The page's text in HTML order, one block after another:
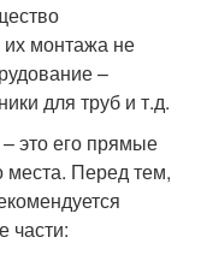
монтажа не
–
для труб и т.д.
это его прямые
места. Перед тем,
части: